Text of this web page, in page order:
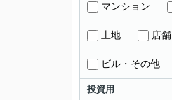
マンション
土地 店舗
ビル・その他
投資用